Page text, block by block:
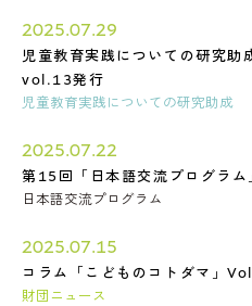
2025.07.29
児童教育実践についての研究助
vol.13発行
児童教育実践についての研究助成
2025.07.22
第15回「日本語交流プログラム
日本語交流プログラム
2025.07.15
コラム「こどものコトダマ」
財団ニュース